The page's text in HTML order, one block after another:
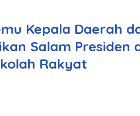
Kepala Daerah
Salam Presiden
Rakyat